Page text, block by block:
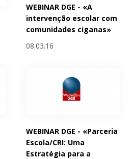
WEBINAR DGE - «A
intervenção escolar com
comunidades ciganas»
08.03.16
WEBINAR DGE - «Parceria
Escola/CRI: Uma
Estratégia para a